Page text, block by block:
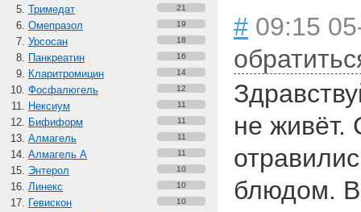
Тримедат 21
Омепразол 19
Урсосан 18
Панкреатин 16
Кларитромицин 14
Фосфалюгель 12
Нексиум 11
Бифиформ 11
Алмагель 11
Алмагель А 11
Энтерол 10
Линекс 10
Гевискон 10
# 09:15
не живёт.
блюдом.